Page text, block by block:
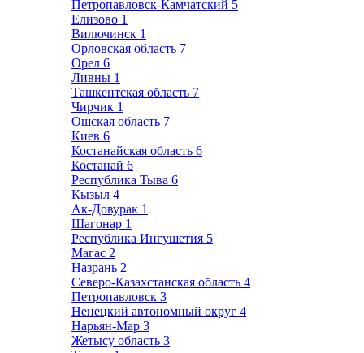
Петропавловск-Камчатский 5
Елизово 1
Вилючинск 1
Орловская область 7
Орел 6
Ливны 1
Ташкентская область 7
Чирчик 1
Ошская область 7
Киев 6
Костанайская область 6
Костанай 6
Республика Тыва 6
Кызыл 4
Ак-Довурак 1
Шагонар 1
Республика Ингушетия 5
Магас 2
Назрань 2
Северо-Казахстанская область 4
Петропавловск 3
Ненецкий автономный округ 4
Нарьян-Мар 3
Жетысу область 3